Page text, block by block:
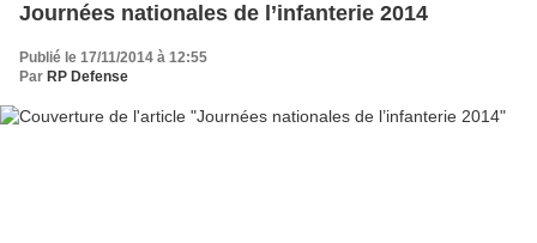
Journées nationales de l’infanterie 2014
Publié le 17/11/2014 à 12:55
Par RP Defense